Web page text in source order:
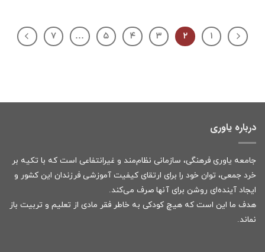
۱ ۲ ۳ ۴ ۵ … ۷
درباره یاوری
جامعه یاوری فرهنگی، سازمانی نظام‌مند و غیرانتفاعی است که با تکیه بر
خرد جمعی، توان خود را برای ارتقای کیفیت آموزشی فرزندان این کشور و
ایجاد آینده‌ای روشن برای آنها صرف می‌کند.
هدف ما این است که هیچ کودکی به خاطر فقر مادی از تعلیم و تربیت باز
نماند.